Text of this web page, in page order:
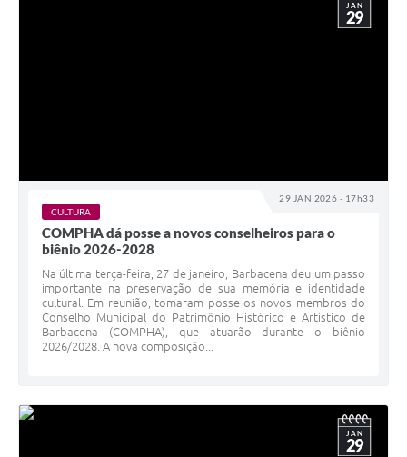
29 JAN 2026 - 17h33
JAN
29
CULTURA
COMPHA dá posse a novos conselheiros para o
biênio 2026-2028
Na última terça-feira, 27 de janeiro, Barbacena deu um passo
importante na preservação de sua memória e identidade
cultural. Em reunião, tomaram posse os novos membros do
Conselho Municipal do Patrimônio Histórico e Artístico de
Barbacena (COMPHA), que atuarão durante o biênio
2026/2028. A nova composição...
JAN
29